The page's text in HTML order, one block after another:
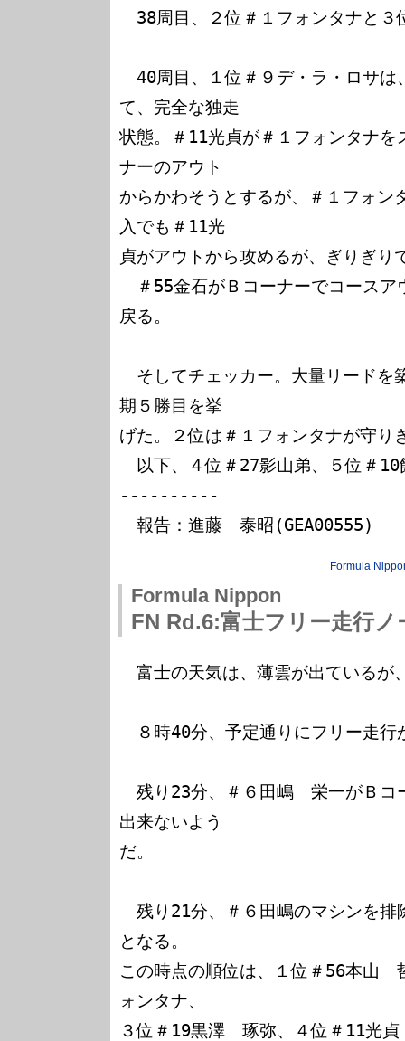
38周目、２位＃１フォンタナと３
40周目、１位＃９デ・ラ・ロサは
て、完全な独走
状態。＃11光貞が＃１フォンタナを
ナーのアウト
からかわそうとするが、＃１フォン
入でも＃11光
貞がアウトから攻めるが、ぎりぎり
＃55金石がＢコーナーでコースア
戻る。
そしてチェッカー。大量リードを
期５勝目を挙
げた。２位は＃１フォンタナが守り
以下、４位＃27影山弟、５位＃10
----------
Formula
Formula Nippon
FN Rd.6:富士フリー走行ノ
富士の天気は、薄雲が出ているが
８時40分、予定通りにフリー走行
残り23分、＃６田嶋　栄一がＢコ
出来ないよう
だ。
残り21分、＃６田嶋のマシンを排
となる。
この時点の順位は、１位＃56本山
ォンタナ、
３位＃19黒澤　琢弥、４位＃11光